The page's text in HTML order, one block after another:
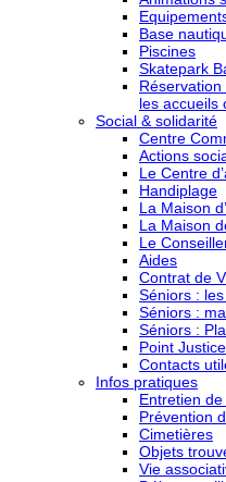
Base
Piscines
Skatepark
les accueils
Social & solidarité
Centre
Actions
Le Centre
Handiplage
La Maison
La Maison
Le
Aides
Contrat de
Séniors :
Séniors :
Séniors :
Point Justice
Contacts
Infos pratiques
Entretien
Prévention
Cimetières
Objets
Vie